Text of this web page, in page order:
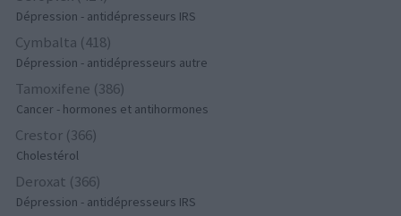
Dépression - antidépresseurs IRS
Cymbalta (418)
Dépression - antidépresseurs autre
Tamoxifene (386)
Cancer - hormones et antihormones
Crestor (366)
Cholestérol
Deroxat (366)
Dépression - antidépresseurs IRS